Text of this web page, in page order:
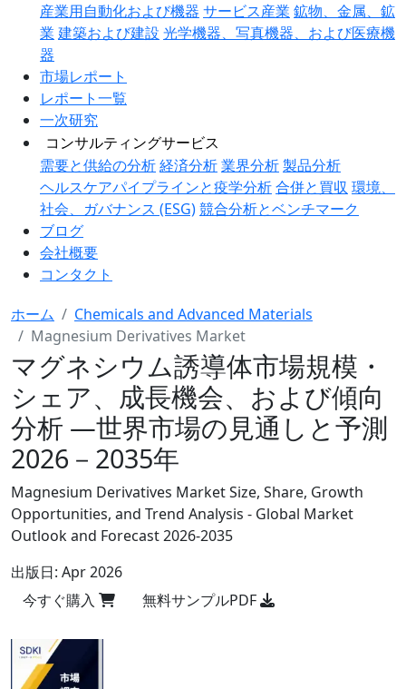
産業用自動化および機器 サービス産業 鉱物、金属、鉱
業 建築および建設 光学機器、写真機器、および医療機
器
市場レポート
レポート一覧
一次研究
コンサルティングサービス
需要と供給の分析経済分析業界分析製品分析
ヘルスケアパイプラインと疫学分析合併と買収 環境、
社会、ガバナンス (ESG)競合分析とベンチマーク
ブログ
会社概要
コンタクト
ホーム
Chemicals and Advanced Materials
Magnesium Derivatives Market
マグネシウム誘導体市場規模・
シェア、成長機会、および傾向
分析 ―世界市場の見通しと予測
2026－2035年
Magnesium Derivatives Market Size, Share, Growth
Opportunities, and Trend Analysis - Global Market
Outlook and Forecast 2026-2035
出版日: Apr 2026
今すぐ購入
無料サンプルPDF